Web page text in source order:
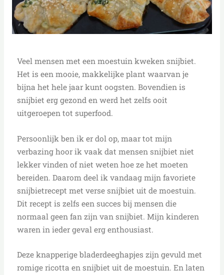
Veel mensen met een moestuin kweken snijbiet.
Het is een mooie, makkelijke plant waarvan je
bijna het hele jaar kunt oogsten. Bovendien is
snijbiet erg gezond en werd het zelfs ooit
uitgeroepen tot superfood.
Persoonlijk ben ik er dol op, maar tot mijn
verbazing hoor ik vaak dat mensen snijbiet niet
lekker vinden of niet weten hoe ze het moeten
bereiden. Daarom deel ik vandaag mijn favoriete
snijbietrecept met verse snijbiet uit de moestuin.
Dit recept is zelfs een succes bij mensen die
normaal geen fan zijn van snijbiet. Mijn kinderen
waren in ieder geval erg enthousiast.
Deze knapperige bladerdeeghapjes zijn gevuld met
romige ricotta en snijbiet uit de moestuin. En laten